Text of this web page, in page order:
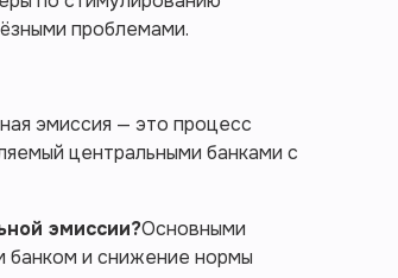
проблемами.
эмиссия — это процесс
центральными банками с
эмиссии?Основными
банком и снижение нормы